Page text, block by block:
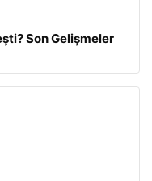
Son Gelişmeler